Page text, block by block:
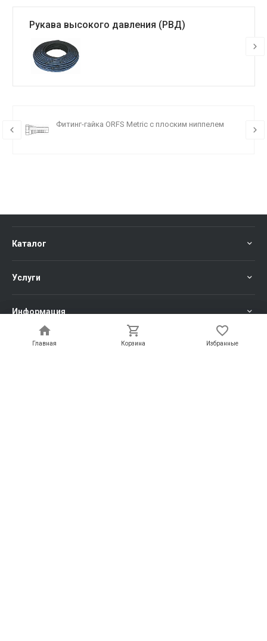
Главная Корзина Избранные
Главная Корзина Избранные
Рукава высокого давления (РВД)
Фитинг-гайка ORFS Metric с плоским ниппелем
Каталог
Услуги
Информация
Компания